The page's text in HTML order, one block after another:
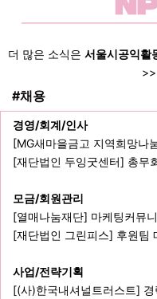
더 많은 소식은 서울시공익활
>>
#채용
경영/회계/인사
[MG새마을금고 지역희망
[재단법인 두잉굿센터] 총무
모금/회원관리
[열매나눔재단] 마케팅커뮤
[재단법인 그린피스] 후원팀
사업/전략기획
[(사)한국내셔널트러스트]